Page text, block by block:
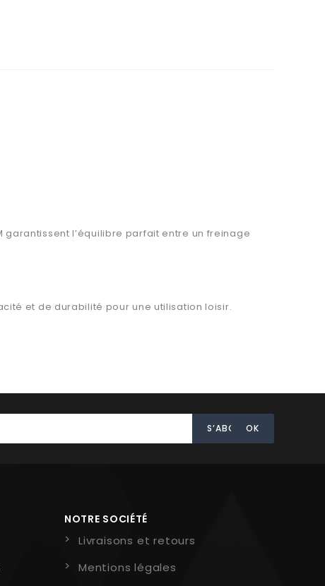
l’équilibre parfait entre un freinage
et de durabilité pour une utilisation loisir.
NOTRE SOCIÉTÉ
Livraisons et retours
Mentions légales